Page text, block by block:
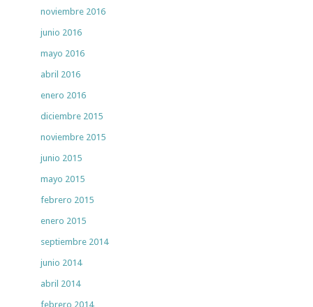
noviembre 2016
junio 2016
mayo 2016
abril 2016
enero 2016
diciembre 2015
noviembre 2015
junio 2015
mayo 2015
febrero 2015
enero 2015
septiembre 2014
junio 2014
abril 2014
febrero 2014